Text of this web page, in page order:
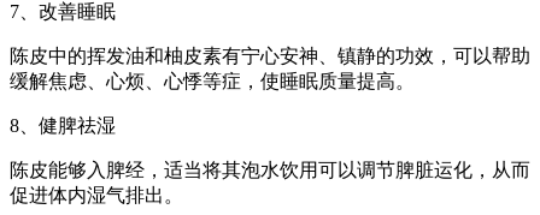
7、改善睡眠
陈皮中的挥发油和柚皮素有宁心安神、镇静的功效，可以帮助
缓解焦虑、心烦、心悸等症，使睡眠质量提高。
8、健脾祛湿
陈皮能够入脾经，适当将其泡水饮用可以调节脾脏运化，从而
促进体内湿气排出。